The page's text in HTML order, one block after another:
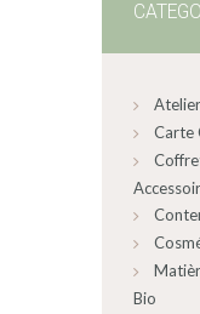
Carte
Bio